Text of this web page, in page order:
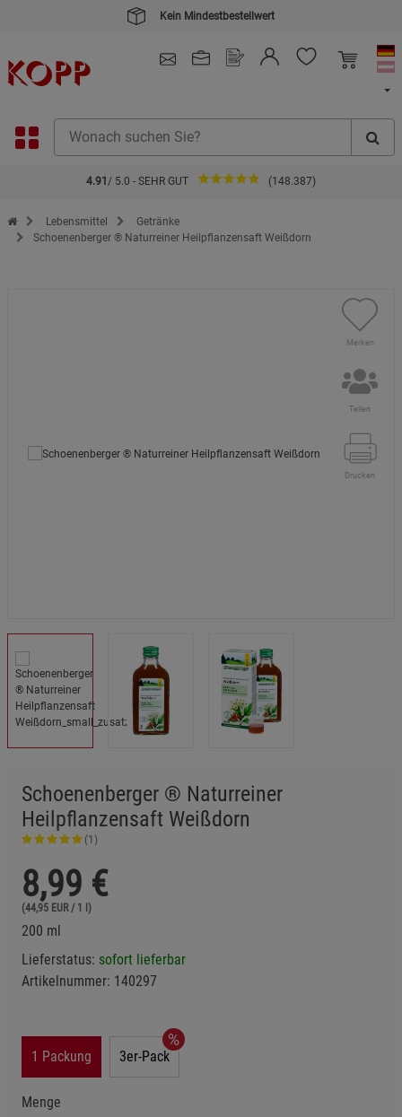
Kein Mindestbestellwert
4.91 / 5.0 - SEHR GUT (148.387)
Zur Startseite des Kopp Verlag Online-Shop
Lebensmittel
Getränke
Schoenenberger ® Naturreiner Heilpflanzensaft Weißdorn
Merken
Teilen
Drucken
Schoenenberger ® Naturreiner
Heilpflanzensaft Weißdorn
(1)
8,99 €
(44,95 EUR / 1 l)
200 ml
Lieferstatus: sofort lieferbar
Artikelnummer: 140297
1 Packung 3er-Pack
Menge